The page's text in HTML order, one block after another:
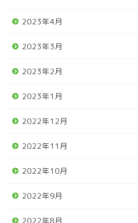
2023年4月
2023年3月
2023年2月
2023年1月
2022年12月
2022年11月
2022年10月
2022年9月
2022年8月